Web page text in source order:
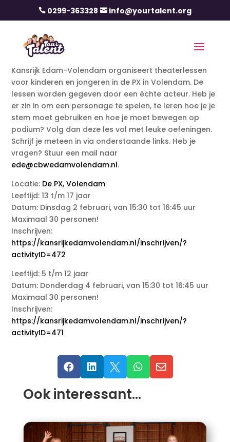
 0299-363328  info@yourtalent.org
Kansrijk Edam-Volendam organiseert theaterlessen
voor kinderen en jongeren in de PX in Volendam. De
lessen worden gegeven door een échte acteur. Heb je
er zin in om een personage te spelen, te leren hoe je je
stem moet gebruiken en hoe je moet bewegen op
podium? Volg dan deze les vol met leuke oefeningen.
Schrijf je meteen in via onderstaande links. Heb je
vragen? Stuur een mail naar
ede@cbwedamvolendam.nl.
Locatie: De PX, Volendam
Leeftijd: 13 t/m 17 jaar
Datum: Dinsdag 2 februari, van 15:30 tot 16:45 uur
Maximaal 30 personen!
Inschrijven:
https://kansrijkedamvolendam.nl/inschrijven/?
activityID=472
Leeftijd: 5 t/m 12 jaar
Datum: Donderdag 4 februari, van 15:30 tot 16:45 uur
Maximaal 30 personen!
Inschrijven:
https://kansrijkedamvolendam.nl/inschrijven/?
activityID=471
    
Ook interessant…